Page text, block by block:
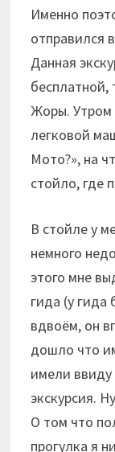
Именно
отправился
Данная
бесплатной,
Жоры. Утром
легковой
Мото?», на
стойло, где
В стойле у
немного
этого мне
гида (у гида
вдвоём, он
дошло что
имели
экскурсия.
О том что
прогулка я